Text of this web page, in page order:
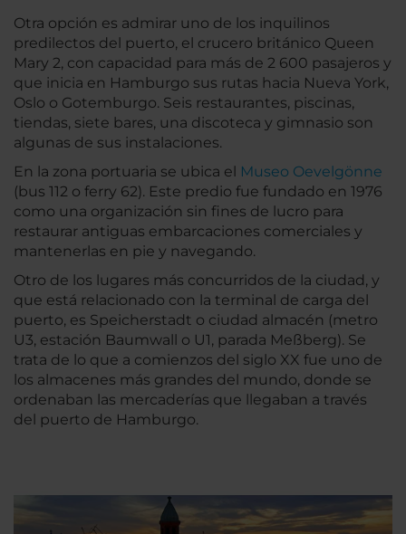
Otra opción es admirar uno de los inquilinos
predilectos del puerto, el crucero británico Queen
Mary 2, con capacidad para más de 2 600 pasajeros y
que inicia en Hamburgo sus rutas hacia Nueva York,
Oslo o Gotemburgo. Seis restaurantes, piscinas,
tiendas, siete bares, una discoteca y gimnasio son
algunas de sus instalaciones.
En la zona portuaria se ubica el Museo Oevelgönne
(bus 112 o ferry 62). Este predio fue fundado en 1976
como una organización sin fines de lucro para
restaurar antiguas embarcaciones comerciales y
mantenerlas en pie y navegando.
Otro de los lugares más concurridos de la ciudad, y
que está relacionado con la terminal de carga del
puerto, es Speicherstadt o ciudad almacén (metro
U3, estación Baumwall o U1, parada Meßberg). Se
trata de lo que a comienzos del siglo XX fue uno de
los almacenes más grandes del mundo, donde se
ordenaban las mercaderías que llegaban a través
del puerto de Hamburgo.